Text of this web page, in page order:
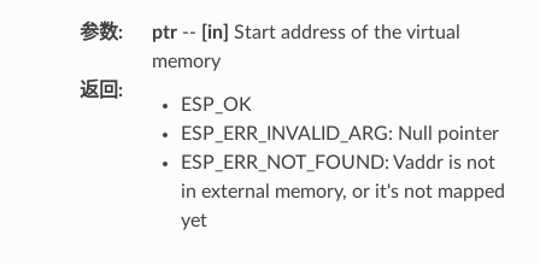
参数: ptr-- [in] Start address of the virtual
memory
返回:
ESP_OK
ESP_ERR_INVALID_ARG: Null pointer
ESP_ERR_NOT_FOUND: Vaddr is not
in external memory, or it's not mapped
yet